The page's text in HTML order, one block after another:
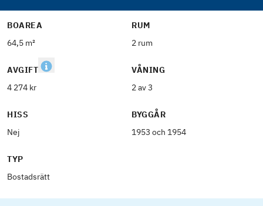
BOAREA
64,5 m²
RUM
2 rum
AVGIFT
4 274 kr
VÅNING
2 av 3
HISS
Nej
BYGGÅR
1953 och 1954
TYP
Bostadsrätt